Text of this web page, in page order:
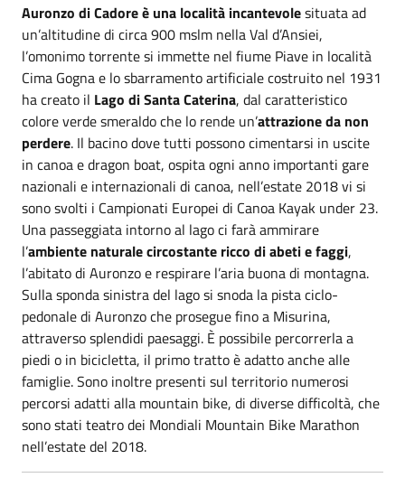
Auronzo di Cadore è una località incantevolesituata ad
un’altitudine di circa 900 mslm nella Val d’Ansiei,
l’omonimo torrente si immette nel fiume Piave in località
Cima Gogna e lo sbarramento artificiale costruito nel 1931
ha creato il Lago di Santa Caterina, dal caratteristico
colore verde smeraldo che lo rende un’attrazione da non
perdere. Il bacino dove tutti possono cimentarsi in uscite
in canoa e dragon boat, ospita ogni anno importanti gare
nazionali e internazionali di canoa, nell’estate 2018 vi si
sono svolti i Campionati Europei di Canoa Kayak under 23.
Una passeggiata intorno al lago ci farà ammirare
l’ambiente naturale circostante ricco di abeti e faggi,
l’abitato di Auronzo e respirare l’aria buona di montagna.
Sulla sponda sinistra del lago si snoda la pista ciclo-
pedonale di Auronzo che prosegue fino a Misurina,
attraverso splendidi paesaggi. È possibile percorrerla a
piedi o in bicicletta, il primo tratto è adatto anche alle
famiglie. Sono inoltre presenti sul territorio numerosi
percorsi adatti alla mountain bike, di diverse difficoltà, che
sono stati teatro dei Mondiali Mountain Bike Marathon
nell’estate del 2018.